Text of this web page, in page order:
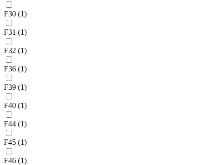
F30 (1)
F31 (1)
F32 (1)
F36 (1)
F39 (1)
F40 (1)
F44 (1)
F45 (1)
F46 (1)